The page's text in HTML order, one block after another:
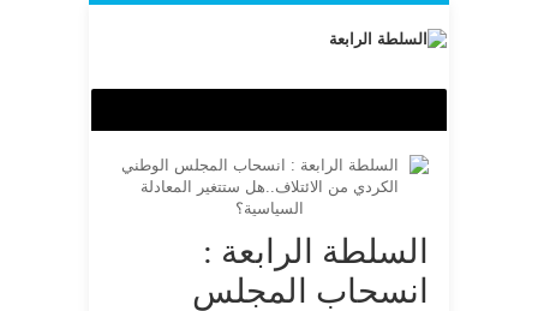
السلطة الرابعة :
انسحاب المجلس